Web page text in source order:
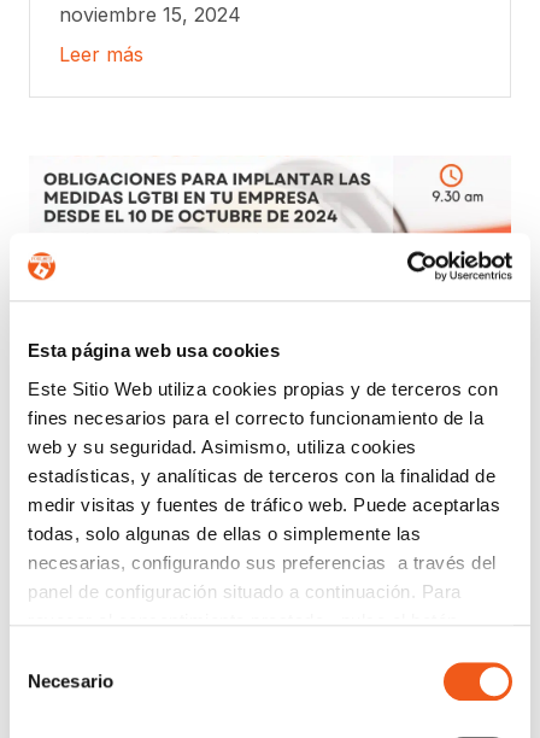
Esta página web usa cookies
Este Sitio Web utiliza cookies propias y de terceros con
fines necesarios para el correcto funcionamiento de la
web y su seguridad. Asimismo, utiliza cookies
estadísticas, y analíticas de terceros con la finalidad de
medir visitas y fuentes de tráfico web. Puede aceptarlas
todas, solo algunas de ellas o simplemente las
necesarias, configurando sus preferencias a través del
panel de configuración situado a continuación. Para
consultar nuestra política de cookies
política de cookies
Necesario
noviembre 15, 2024
Leer más
INVITACIÓN WEBINAR:
OBLIGACIONES LGTBI PARA